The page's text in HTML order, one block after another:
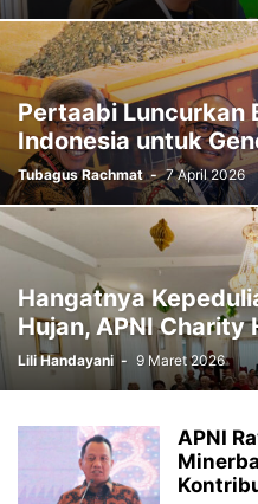
Pertaabi Luncurkan
Indonesia untuk
Tubagus Rachmat - 7 April 2026
Hangatnya
Hujan, APNI Charity
Lili Handayani - 9 Maret 2026
APNI